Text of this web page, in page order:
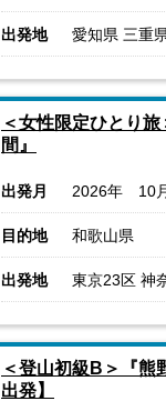
出発地 愛知県 三重
＜女性限定ひとり
間』
出発月 2026年 10
目的地 和歌山県
出発地 東京23区 神
＜登山初級B＞『
出発】